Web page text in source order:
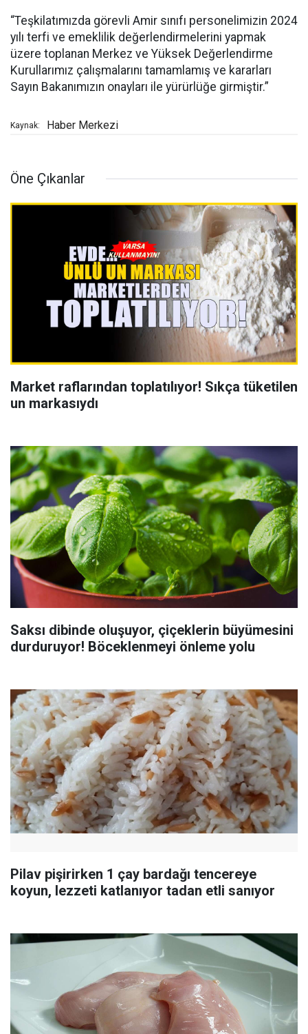
“Teşkilatımızda görevli Amir sınıfı personelimizin 2024
yılı terfi ve emeklilik değerlendirmelerini yapmak
üzere toplanan Merkez ve Yüksek Değerlendirme
Kurullarımız çalışmalarını tamamlamış ve kararları
Sayın Bakanımızın onayları ile yürürlüğe girmiştir.”
Kaynak: Haber Merkezi
Öne Çıkanlar
Market raflarından toplatılıyor! Sıkça tüketilen
un markasıydı
Saksı dibinde oluşuyor, çiçeklerin büyümesini
durduruyor! Böceklenmeyi önleme yolu
Pilav pişirirken 1 çay bardağı tencereye
koyun, lezzeti katlanıyor tadan etli sanıyor